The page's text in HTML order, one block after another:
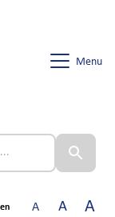
Menu
A A A